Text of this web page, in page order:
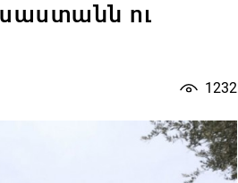
ու
1232